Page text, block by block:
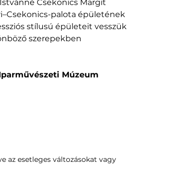
Csekonics Margit
palota épületének
stílusú épületeit vesszük
szerepekben
Múzeum
az esetleges változásokat vagy